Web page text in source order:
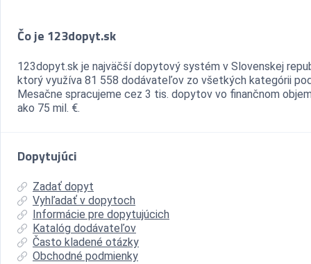
Čo je 123dopyt.sk
123dopyt.sk je najväčší dopytový systém v Slovenskej
ktorý využíva 81 558 dodávateľov zo všetkých kategórii
Mesačne spracujeme cez 3 tis. dopytov vo finančnom
ako 75 mil. €.
Dopytujúci
Zadať dopyt
Vyhľadať v dopytoch
Informácie pre dopytujúcich
Katalóg dodávateľov
Často kladené otázky
Obchodné podmienky